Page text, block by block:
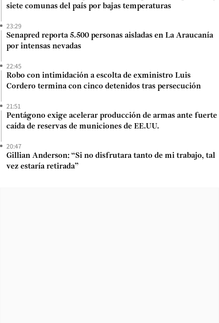
siete comunas del país por bajas temperaturas
23:29
Senapred reporta 5.500 personas aisladas en La Araucanía
por intensas nevadas
22:45
Robo con intimidación a escolta de exministro Luis
Cordero termina con cinco detenidos tras persecución
21:51
Pentágono exige acelerar producción de armas ante fuerte
caída de reservas de municiones de EE.UU.
20:47
Gillian Anderson: “Si no disfrutara tanto de mi trabajo, tal
vez estaría retirada”